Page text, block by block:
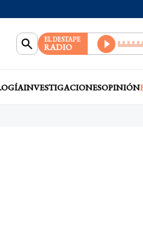
EL DESTAPE
RADIO
INVESTIGACIONESOPINIÓN